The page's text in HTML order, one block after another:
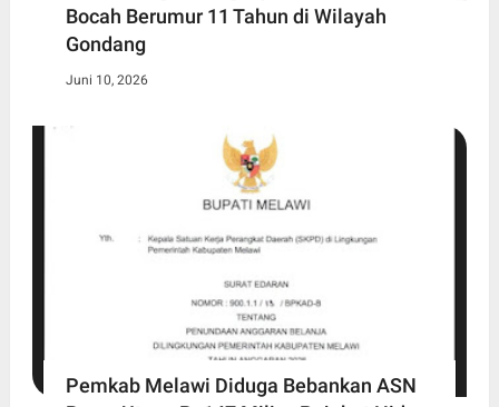
Bocah Berumur 11 Tahun di Wilayah
Gondang
Juni 10, 2026
Pemkab Melawi Diduga Bebankan ASN